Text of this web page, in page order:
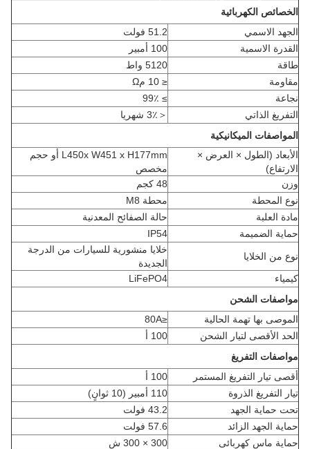
الخصائص الكهربائية
الجهد الاسمي
51.2 فولت
القدرة الاسمية
100 أمبير
طاقة
5120 واط
مقاومة
≤ 10 مΩ
نجاعة
≥ 99٪
التفريغ الذاتي
＜ 3٪ شهريا
المواصفات الميكانيكية
الأبعاد (الطول × العرض ×
الارتفاع)
L450x W451 x H177mm أو حجم
مخصص
وزن
48 كجم
نوع المحطة
محطة M8
مادة العلبة
حالة الصفائح المعدنية
حماية الضميمة
IP54
نوع من الخلايا
خلايا منشورية للسيارات من الدرجة
الجديدة
كيمياء
LiFePO4
مواصفات الشحن
الموصى بها تهمة الحالية
≤80A
الحد الأقصى لتيار الشحن
100 أ
مواصفات التفريغ
أقصى تيار التفريغ المستمر
100 أ
تيار التفريغ الذروة
110 أمبير (10 ثوانٍ)
تحت حماية الجهد
43.2 فولت
حماية الجهد الزائد
57.6 فولت
حماية ماس كهربائى
300 × 300 ش